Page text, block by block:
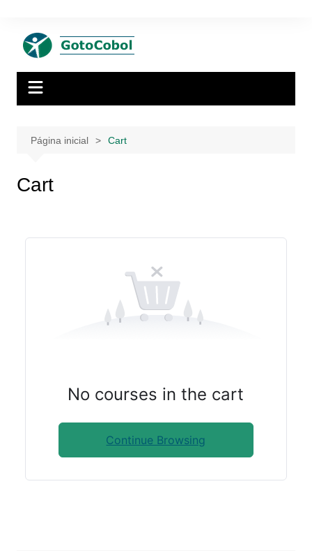
conteúdo
Página inicial Cart
Cart
No courses in the cart
Continue Browsing